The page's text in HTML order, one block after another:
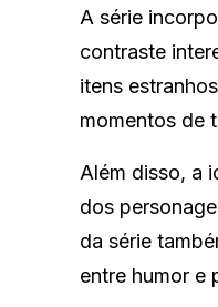
A série
contraste
itens
momentos de
Além disso, a
dos
da série
entre humor e